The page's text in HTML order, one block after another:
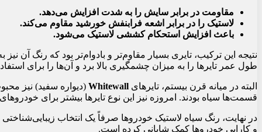
مقاومت در برابر سایش را به شدت افزایش می‌دهد.
لاستیک را در برابر اشعه فرابنفش خورشید مقاوم می‌کند.
باعث افزایش استحکام کششی لاستیک می‌شود.
نتیجه این ترکیب، تایری بسیار مقاوم‌تر و بادوام‌تر بود که رنگ آن
طول عمر تایرها را به میزان چشمگیری بالا برد و آن‌ها را برای
البته در میانه قرن بیستم، تایرهای Whitewall (دیواره سفید) نیز
قسمت‌ها سیاه بودند. امروزه نیز این نوع تایرها بیشتر برای
در نهایت، رنگ سیاه لاستیک خودروها صرفاً یک انتخاب
و کارایی خودروها کمک شایانی کرده است.